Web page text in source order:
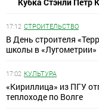
17:12 СТРОИТЕЛЬСТВО
В День строителя
школы в «Лугометрии»
17:02 КУЛЬТУРА
«Кириллица» из ПГУ
теплоходе по Волге